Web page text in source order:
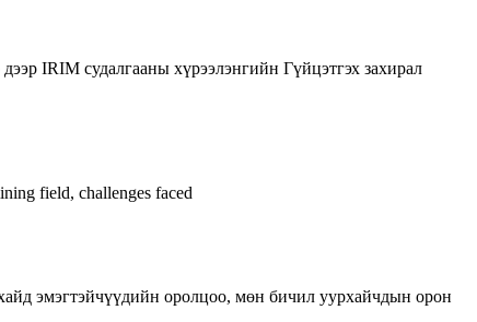
IRIM судалгааны хүрээлэнгийн Гүйцэтгэх захирал
field, challenges faced
эмэгтэйчүүдийн оролцоо, мөн бичил уурхайчдын орон